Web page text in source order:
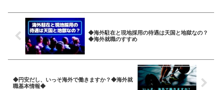
◆海外駐在と現地採用の待遇は天国と地獄なの？
◆海外就職のすすめ
◆円安だし、いっそ海外で働きますか？◆海外就
職基本情報◆